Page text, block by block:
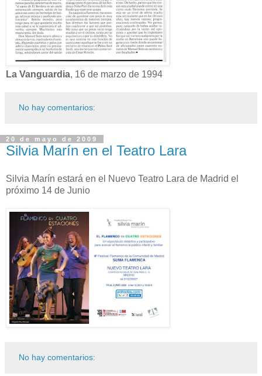
La Vanguardia, 16 de marzo de 1994
No hay comentarios:
20 de mayo de 2009
Silvia Marín en el Teatro Lara
Silvia Marín estará en el Nuevo Teatro Lara de Madrid el
próximo 14 de Junio
No hay comentarios: